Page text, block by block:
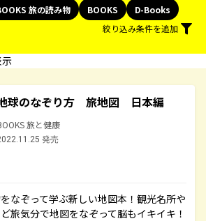
旅の読み物 BOOKS
D-Books
絞り込み条件を追加
球のなぞり方 旅地図 日本編
旅と健康
発売
なぞって学ぶ新しい地図本！観光名所や
旅気分で地図をなぞって脳もイキイキ！